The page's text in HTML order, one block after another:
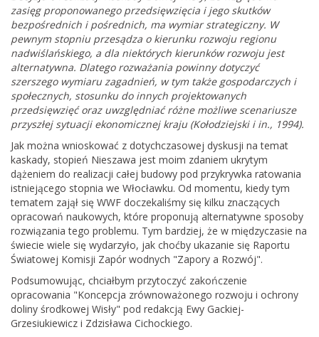
zasięg proponowanego przedsięwzięcia i jego skutków
bezpośrednich i pośrednich, ma wymiar strategiczny. W
pewnym stopniu przesądza o kierunku rozwoju regionu
nadwiślańskiego, a dla niektórych kierunków rozwoju jest
alternatywna. Dlatego rozważania powinny dotyczyć
szerszego wymiaru zagadnień, w tym także gospodarczych i
społecznych, stosunku do innych projektowanych
przedsięwzięć oraz uwzględniać różne możliwe scenariusze
przyszłej sytuacji ekonomicznej kraju (Kołodziejski i in., 1994).
Jak można wnioskować z dotychczasowej dyskusji na temat
kaskady, stopień Nieszawa jest moim zdaniem ukrytym
dążeniem do realizacji całej budowy pod przykrywka ratowania
istniejącego stopnia we Włocławku. Od momentu, kiedy tym
tematem zajął się WWF doczekaliśmy się kilku znaczących
opracowań naukowych, które proponują alternatywne sposoby
rozwiązania tego problemu. Tym bardziej, że w międzyczasie na
świecie wiele się wydarzyło, jak choćby ukazanie się Raportu
Światowej Komisji Zapór wodnych "Zapory a Rozwój".
Podsumowując, chciałbym przytoczyć zakończenie
opracowania "Koncepcja zrównoważonego rozwoju i ochrony
doliny środkowej Wisły" pod redakcją Ewy Gackiej-
Grzesiukiewicz i Zdzisława Cichockiego.